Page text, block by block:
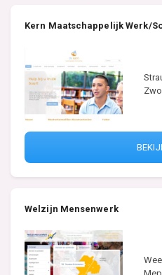
Kern Maatschappelijk Werk/
Welzijn Mensenwerk